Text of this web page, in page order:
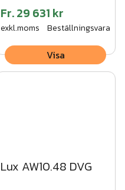
Fr.29 631 kr
exkl.moms Beställningsvara
Visa
Lux AW10.48 DVG